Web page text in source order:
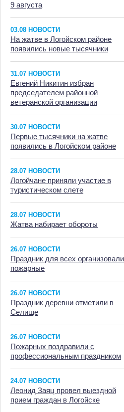
9 августа
03.08 НОВОСТИ
На жатве в Логойском районе
появились новые тысячники
31.07 НОВОСТИ
Евгений Никитин избран
председателем районной
ветеранской организации
30.07 НОВОСТИ
Первые тысячники на жатве
появились в Логойском районе
28.07 НОВОСТИ
Логойчане приняли участие в
туристическом слете
28.07 НОВОСТИ
Жатва набирает обороты
26.07 НОВОСТИ
Праздник для всех организовали
пожарные
26.07 НОВОСТИ
Праздник деревни отметили в
Селище
26.07 НОВОСТИ
Пожарных поздравили с
профессиональным праздником
24.07 НОВОСТИ
Леонид Заяц провел выездной
прием граждан в Логойске